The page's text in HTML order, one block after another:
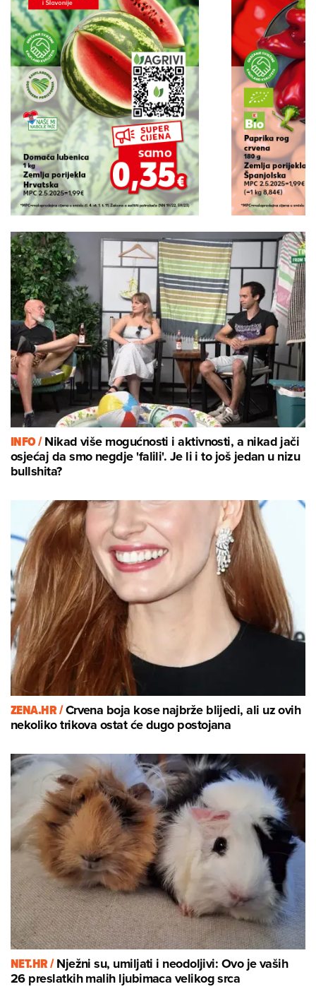
INFO /Nikad više mogućnosti i aktivnosti, a nikad jači
osjećaj da smo negdje 'falili'. Je li i to još jedan u nizu
bullshita?
ZENA.HR /Crvena boja kose najbrže blijedi, ali uz ovih
nekoliko trikova ostat će dugo postojana
NET.HR /Nježni su, umiljati i neodoljivi: Ovo je vaših
26 preslatkih malih ljubimaca velikog srca